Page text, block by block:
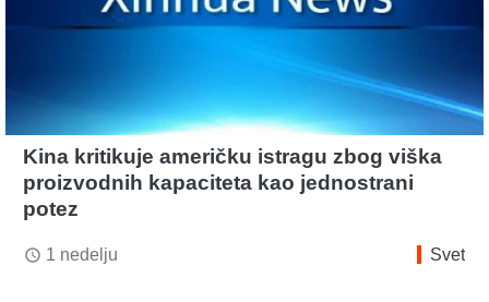
Kina kritikuje američku istragu zbog viška
proizvodnih kapaciteta kao jednostrani
potez
access_time 1 nedelju Svet